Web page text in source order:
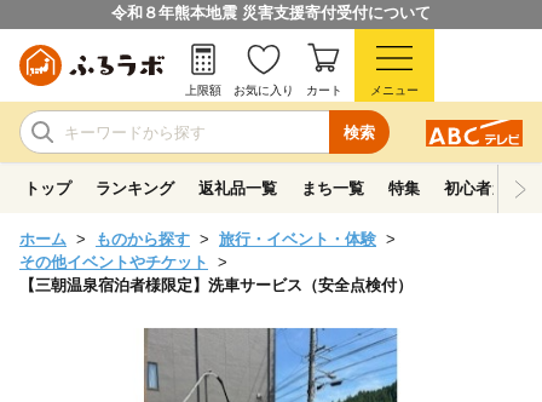
令和８年熊本地震 災害支援寄付受付について
検索
上限額 お気に入り カート メニュー
トップ ランキング 返礼品一覧 まち一覧 特集 初心者ガイド
ホーム ものから探す
旅行・イベント・体験
その他イベントやチケット
【三朝温泉宿泊者様限定】洗車サービス（安全点検付）